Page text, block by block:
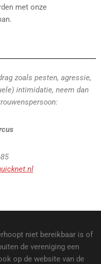
met onze
zoals pesten, agressie,
intimidatie, neem dan
niet bereikbaar is of
de vereniging een
op de website van de